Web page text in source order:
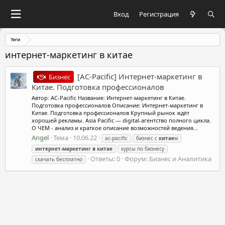
Вход Регистрация
Теги
интернет-маркетинг в китае
Бизнес
[AC-Pacific] Интернет-маркетинг в
Китае. Подготовка профессионалов
Автор: AC-Pacific Название: Интернет-маркетинг в Китае.
Подготовка профессионалов Описание: Интернет-маркетинг в
Китае. Подготовка профессионалов Крупный рынок ждёт
хорошей рекламы. Asia Pacific — digital-агентство полного цикла.
О ЧЕМ - анализ и краткое описание возможностей ведения...
Angel Тема 10.06.22 ac-pacific бизнес с китаем
интернет-маркетинг в китае
курсы по бизнесу
скачать бесплатно
Ответы: 0 Форум: Бизнес и Аналитика